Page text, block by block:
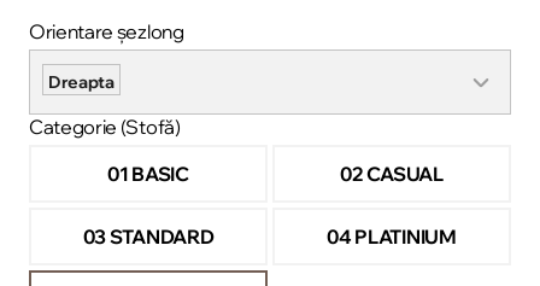
Orientare șezlong
Dreapta
Categorie (Stofă)
01 BASIC
02 CASUAL
03 STANDARD 04 PLATINIUM